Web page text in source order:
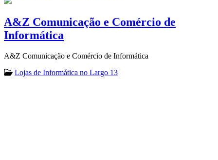
A&Z Comunicação e Comércio de
Informática
A&Z Comunicação e Comércio de Informática
Lojas de Informática no Largo 13